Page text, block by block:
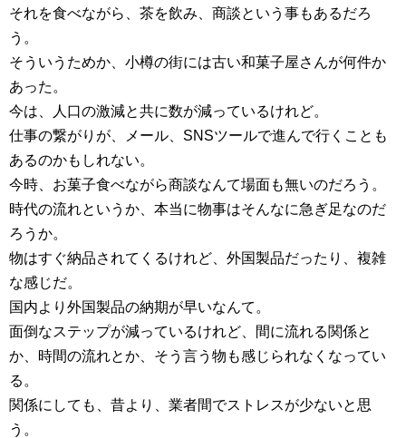
それを食べながら、茶を飲み、商談という事もあるだろ
う。
そういうためか、小樽の街には古い和菓子屋さんが何件か
あった。
今は、人口の激減と共に数が減っているけれど。
仕事の繋がりが、メール、SNSツールで進んで行くことも
あるのかもしれない。
今時、お菓子食べながら商談なんて場面も無いのだろう。
時代の流れというか、本当に物事はそんなに急ぎ足なのだ
ろうか。
物はすぐ納品されてくるけれど、外国製品だったり、複雑
な感じだ。
国内より外国製品の納期が早いなんて。
面倒なステップが減っているけれど、間に流れる関係と
か、時間の流れとか、そう言う物も感じられなくなってい
る。
関係にしても、昔より、業者間でストレスが少ないと思
う。